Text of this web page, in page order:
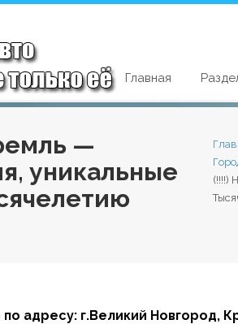
Главная
—
уникальные
(!!!!)
адресу: г.Великий Новгород,